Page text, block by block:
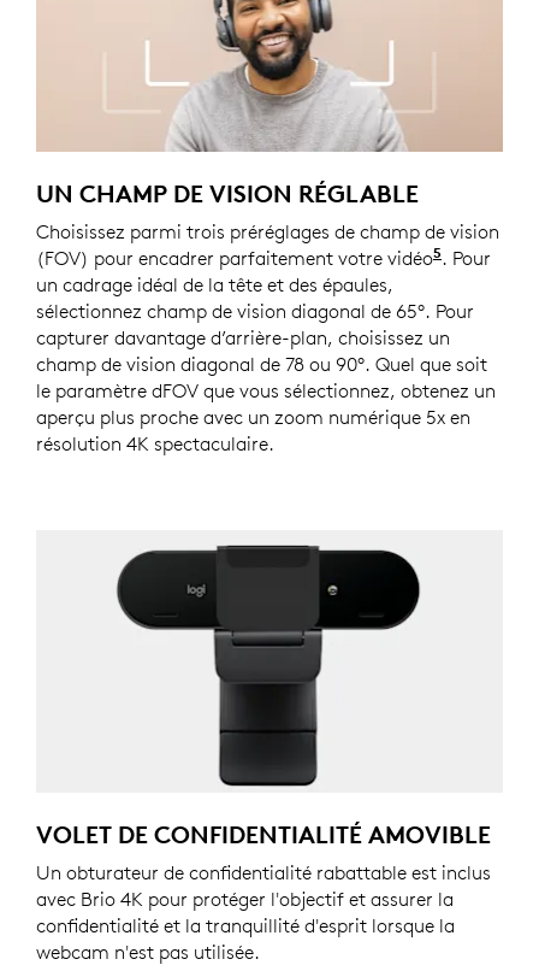
UN CHAMP DE VISION RÉGLABLE
Choisissez parmi trois préréglages de champ de vision
(FOV) pour encadrer parfaitement votre vidéo5 Cette
. Pour
un cadrage idéal de la tête et des épaules,
sélectionnez champ de vision diagonal de 65°. Pour
capturer davantage d’arrière-plan, choisissez un
champ de vision diagonal de 78 ou 90°. Quel que soit
le paramètre dFOV que vous sélectionnez, obtenez un
aperçu plus proche avec un zoom numérique 5x en
résolution 4K spectaculaire.
VOLET DE CONFIDENTIALITÉ AMOVIBLE
Un obturateur de confidentialité rabattable est inclus
avec Brio 4K pour protéger l'objectif et assurer la
confidentialité et la tranquillité d'esprit lorsque la
webcam n'est pas utilisée.